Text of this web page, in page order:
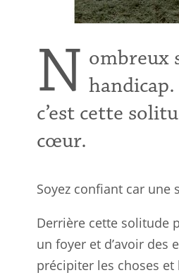
N ombreux
c’est cette
cœur.
Soyez confiant car une
Derrière cette solitude
un foyer et d’avoir
précipiter les choses